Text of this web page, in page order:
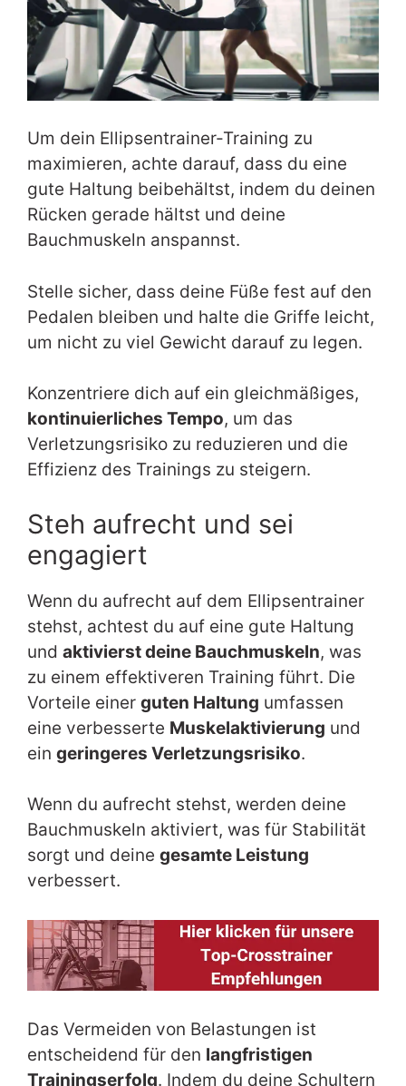
Um dein Ellipsentrainer-Training zu
maximieren, achte darauf, dass du eine
gute Haltung beibehältst, indem du deinen
Rücken gerade hältst und deine
Bauchmuskeln anspannst.
Stelle sicher, dass deine Füße fest auf den
Pedalen bleiben und halte die Griffe leicht,
um nicht zu viel Gewicht darauf zu legen.
Konzentriere dich auf ein gleichmäßiges,
kontinuierliches Tempo, um das
Verletzungsrisiko zu reduzieren und die
Effizienz des Trainings zu steigern.
Steh aufrecht und sei
engagiert
Wenn du aufrecht auf dem Ellipsentrainer
stehst, achtest du auf eine gute Haltung
und aktivierst deine Bauchmuskeln, was
zu einem effektiveren Training führt. Die
Vorteile einer guten Haltung umfassen
eine verbesserte Muskelaktivierung und
ein geringeres Verletzungsrisiko.
Wenn du aufrecht stehst, werden deine
Bauchmuskeln aktiviert, was für Stabilität
sorgt und deine gesamte Leistung
verbessert.
Das Vermeiden von Belastungen ist
entscheidend für den langfristigen
Trainingserfolg. Indem du deine Schultern